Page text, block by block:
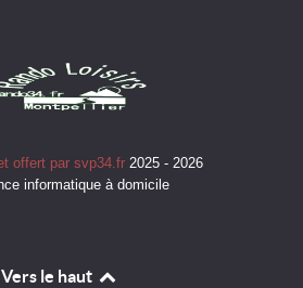
offert par svp34.fr 2025 - 2026
informatique à domicile
Vers le haut